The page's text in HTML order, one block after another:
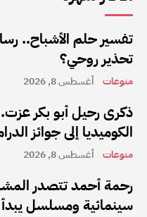
تفسير حلم الأشباح..
تحذير روحي؟
منوعات أغسطس 8, 2026
ذكرى رحيل أبو بكر
الكوميديا إلى جوائز
منوعات أغسطس 8, 2026
سينمائية ومسلسل